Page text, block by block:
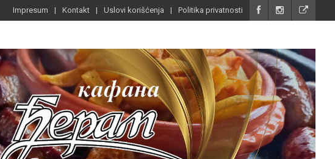
Impresum Kontakt Uslovi korišćenja Politika privatnosti